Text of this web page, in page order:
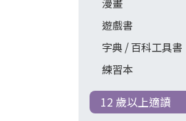
遊戲書
字典 / 百科工具書
練習本
12 歲以上適讀